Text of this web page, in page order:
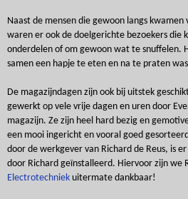
Naast de mensen die gewoon langs
waren er ook de doelgerichte bezoekers die
onderdelen of om gewoon wat te snuffelen.
samen een hapje te eten en na te praten
De magazijndagen zijn ook bij uitstek
gewerkt op vele vrije dagen en uren door
magazijn. Ze zijn heel hard bezig en
een mooi ingericht en vooral goed
door de werkgever van Richard de Reus, is
door Richard geïnstalleerd. Hiervoor zijn we
Electrotechniek uitermate dankbaar!